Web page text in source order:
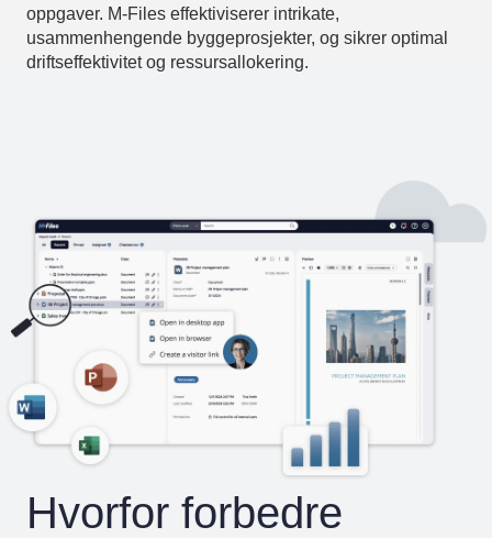
oppgaver. M-Files effektiviserer intrikate,
usammenhengende byggeprosjekter, og sikrer optimal
driftseffektivitet og ressursallokering.
Hvorfor forbedre